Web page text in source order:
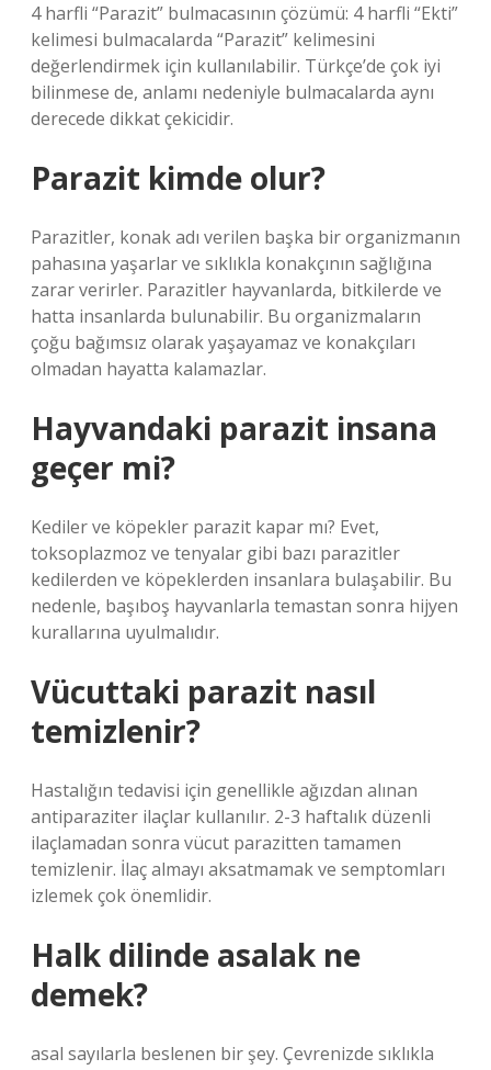
4 harfli “Parazit” bulmacasının çözümü: 4 harfli “Ekti”
kelimesi bulmacalarda “Parazit” kelimesini
değerlendirmek için kullanılabilir. Türkçe’de çok iyi
bilinmese de, anlamı nedeniyle bulmacalarda aynı
derecede dikkat çekicidir.
Parazit kimde olur?
Parazitler, konak adı verilen başka bir organizmanın
pahasına yaşarlar ve sıklıkla konakçının sağlığına
zarar verirler. Parazitler hayvanlarda, bitkilerde ve
hatta insanlarda bulunabilir. Bu organizmaların
çoğu bağımsız olarak yaşayamaz ve konakçıları
olmadan hayatta kalamazlar.
Hayvandaki parazit insana
geçer mi?
Kediler ve köpekler parazit kapar mı? Evet,
toksoplazmoz ve tenyalar gibi bazı parazitler
kedilerden ve köpeklerden insanlara bulaşabilir. Bu
nedenle, başıboş hayvanlarla temastan sonra hijyen
kurallarına uyulmalıdır.
Vücuttaki parazit nasıl
temizlenir?
Hastalığın tedavisi için genellikle ağızdan alınan
antiparaziter ilaçlar kullanılır. 2-3 haftalık düzenli
ilaçlamadan sonra vücut parazitten tamamen
temizlenir. İlaç almayı aksatmamak ve semptomları
izlemek çok önemlidir.
Halk dilinde asalak ne
demek?
asal sayılarla beslenen bir şey. Çevrenizde sıklıkla